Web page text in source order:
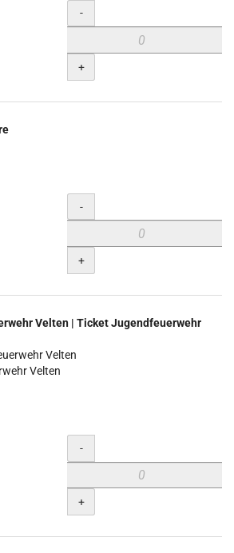
Menge
-
+
Menge
-
+
Velten | Ticket Jugendfeuerwehr
Velten
Velten
Menge
-
+